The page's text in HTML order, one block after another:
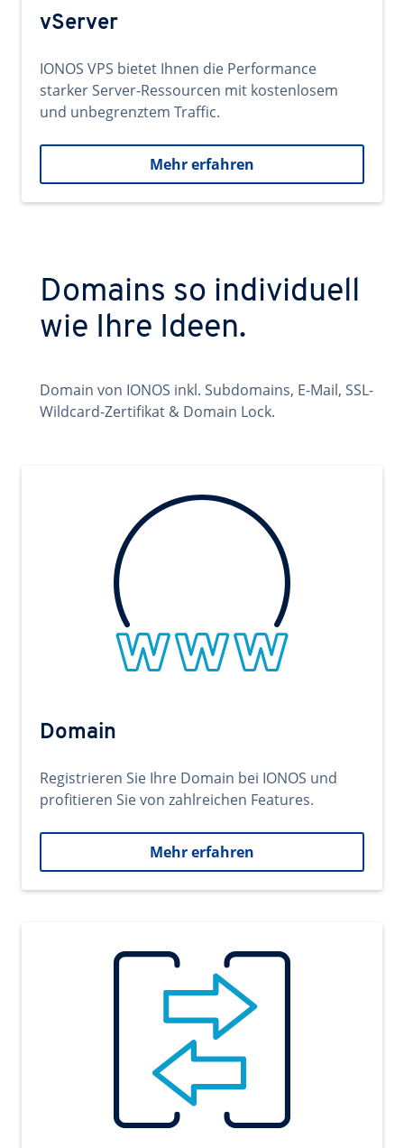
vServer
IONOS VPS bietet Ihnen die Performance
starker Server-Ressourcen mit kostenlosem
und unbegrenztem Traffic.
Mehr erfahren
Domains so individuell
wie Ihre Ideen.
Domain von IONOS inkl. Subdomains, E-Mail, SSL-
Wildcard-Zertifikat & Domain Lock.
Domain
Registrieren Sie Ihre Domain bei IONOS und
profitieren Sie von zahlreichen Features.
Mehr erfahren